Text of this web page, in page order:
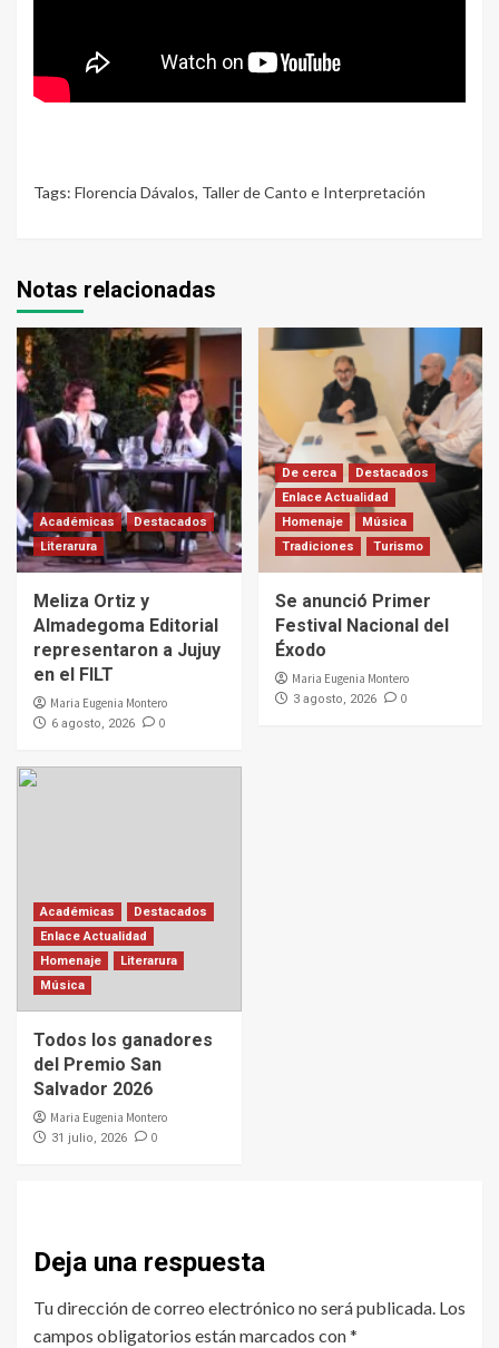
Tags: Florencia Dávalos, Taller de Canto e Interpretación
Notas relacionadas
Académicas
Destacados
Literarura
Meliza Ortiz y
Almadegoma Editorial
representaron a Jujuy
en el FILT
Maria Eugenia Montero
6 agosto, 2026 0
De cerca
Destacados
Enlace Actualidad
Homenaje
Música
Tradiciones
Turismo
Se anunció Primer
Festival Nacional del
Éxodo
Maria Eugenia Montero
3 agosto, 2026 0
Académicas
Destacados
Enlace Actualidad
Homenaje
Literarura
Música
Todos los ganadores
del Premio San
Salvador 2026
Maria Eugenia Montero
31 julio, 2026 0
Deja una respuesta
Tu dirección de correo electrónico no será publicada. Los
campos obligatorios están marcados con*